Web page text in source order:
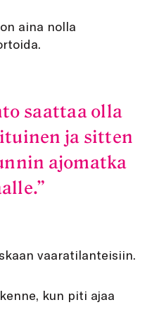
aina nolla
saattaa olla
ja sitten
ajomatka
vaaratilanteisiin.
kun piti ajaa